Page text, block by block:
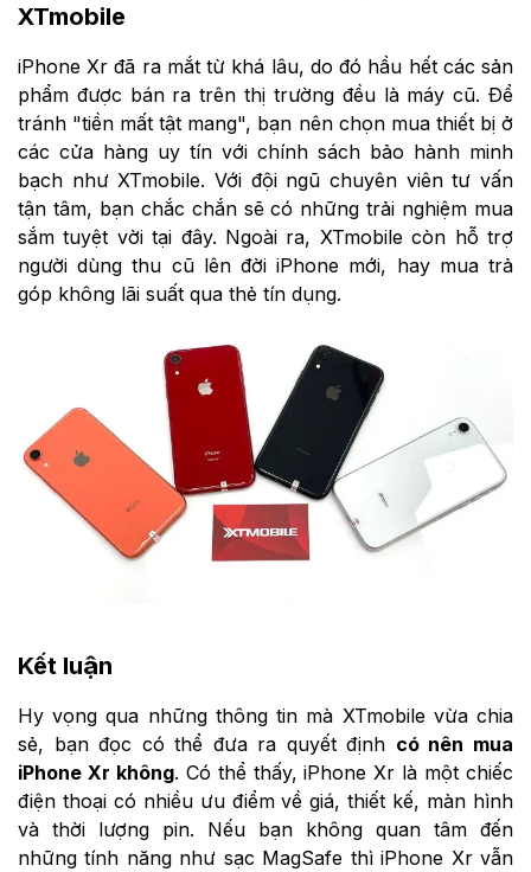
XTmobile
iPhone Xr đã ra mắt từ khá lâu, do đó hầu hết các sản
phẩm được bán ra trên thị trường đều là máy cũ. Để
tránh "tiền mất tật mang", bạn nên chọn mua thiết bị ở
các cửa hàng uy tín với chính sách bảo hành minh
bạch như XTmobile. Với đội ngũ chuyên viên tư vấn
tận tâm, bạn chắc chắn sẽ có những trải nghiệm mua
sắm tuyệt vời tại đây. Ngoài ra, XTmobile còn hỗ trợ
người dùng thu cũ lên đời iPhone mới, hay mua trả
góp không lãi suất qua thẻ tín dụng.
Kết luận
Hy vọng qua những thông tin mà XTmobile vừa chia
sẻ, bạn đọc có thể đưa ra quyết định có nên mua
iPhone Xr không. Có thể thấy, iPhone Xr là một chiếc
điện thoại có nhiều ưu điểm về giá, thiết kế, màn hình
và thời lượng pin. Nếu bạn không quan tâm đến
những tính năng như sạc MagSafe thì iPhone Xr vẫn